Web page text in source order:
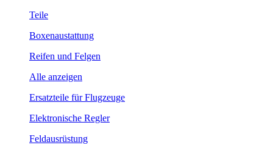
Teile
Boxenaustattung
Reifen und Felgen
Alle anzeigen
Ersatzteile für Flugzeuge
Elektronische Regler
Feldausrüstung